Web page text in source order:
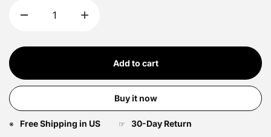
Add to cart
Buy it now
※ Free Shipping in US ☞ 30-Day Return